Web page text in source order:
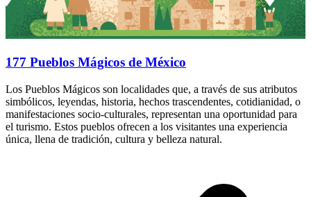
177 Pueblos Mágicos de México
Los Pueblos Mágicos son localidades que, a través de sus atributos
simbólicos, leyendas, historia, hechos trascendentes, cotidianidad, o
manifestaciones socio-culturales, representan una oportunidad para
el turismo. Estos pueblos ofrecen a los visitantes una experiencia
única, llena de tradición, cultura y belleza natural.